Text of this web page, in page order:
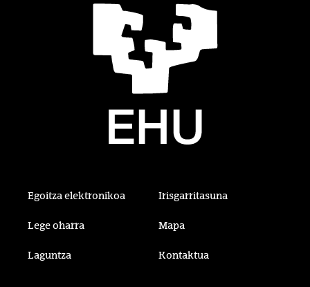
Egoitza elektronikoa Irisgarritasuna
Lege oharra Mapa
Laguntza Kontaktua